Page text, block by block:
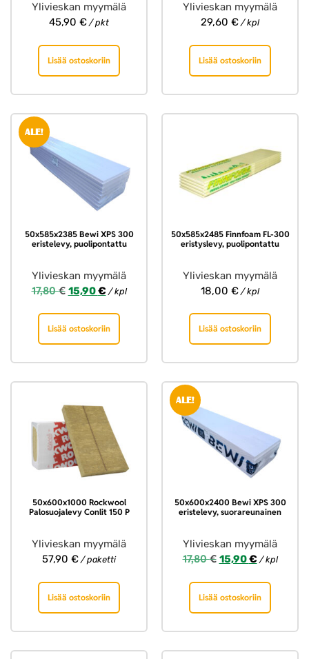
Ylivieskan myymälä
45,90 € / pkt
Lisää ostoskoriin
Ylivieskan myymälä
29,60 € / kpl
Lisää ostoskoriin
ALE!
50x585x2385 Bewi XPS 300
eristelevy, puolipontattu
Ylivieskan myymälä
17,80€ 15,90€ / kpl
Lisää ostoskoriin
50x585x2485 Finnfoam FL-300
eristyslevy, puolipontattu
Ylivieskan myymälä
18,00 € / kpl
Lisää ostoskoriin
50x600x1000 Rockwool
Palosuojalevy Conlit 150 P
Ylivieskan myymälä
57,90 € / paketti
Lisää ostoskoriin
ALE!
50x600x2400 Bewi XPS 300
eristelevy, suorareunainen
Ylivieskan myymälä
17,80€ 15,90€ / kpl
Lisää ostoskoriin